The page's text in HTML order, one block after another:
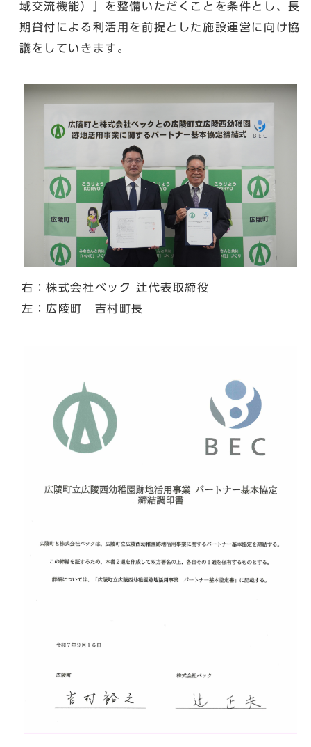
域交流機能）」を整備いただくことを条件とし、長
期貸付による利活用を前提とした施設運営に向け協
議をしていきます。
右：株式会社ベック 辻代表取締役
左：広陵町 吉村町長